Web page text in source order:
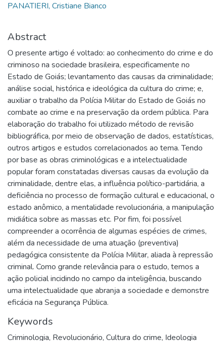
PANATIERI, Cristiane Bianco
Abstract
O presente artigo é voltado: ao conhecimento do crime e do
criminoso na sociedade brasileira, especificamente no
Estado de Goiás; levantamento das causas da criminalidade;
análise social, histórica e ideológica da cultura do crime; e,
auxiliar o trabalho da Polícia Militar do Estado de Goiás no
combate ao crime e na preservação da ordem pública. Para
elaboração do trabalho foi utilizado método de revisão
bibliográfica, por meio de observação de dados, estatísticas,
outros artigos e estudos correlacionados ao tema. Tendo
por base as obras criminológicas e a intelectualidade
popular foram constatadas diversas causas da evolução da
criminalidade, dentre elas, a influência político-partidária, a
deficiência no processo de formação cultural e educacional, o
estado anômico, a mentalidade revolucionária, a manipulação
midiática sobre as massas etc. Por fim, foi possível
compreender a ocorrência de algumas espécies de crimes,
além da necessidade de uma atuação (preventiva)
pedagógica consistente da Polícia Militar, aliada à repressão
criminal. Como grande relevância para o estudo, temos a
ação policial incidindo no campo da inteligência, buscando
uma intelectualidade que abranja a sociedade e demonstre
eficácia na Segurança Pública.
Keywords
Criminologia, Revolucionário, Cultura do crime, Ideologia